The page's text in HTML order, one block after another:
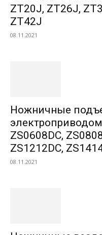
ZT20J, ZT26J,
ZT42J
08.11.2021
Ножничные
ZS0608DC,
ZS1212DC,
08.11.2021